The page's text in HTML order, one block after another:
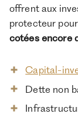
offrent aux
protecteur pour
cotées encore
Capital-
Dette non